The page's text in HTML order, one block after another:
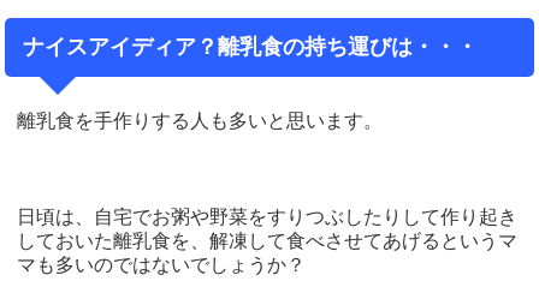
ナイスアイディア？離乳食の持ち運びは・・・
離乳食を手作りする人も多いと思います。
日頃は、自宅でお粥や野菜をすりつぶしたりして作り起き
しておいた離乳食を、解凍して食べさせてあげるというマ
マも多いのではないでしょうか？